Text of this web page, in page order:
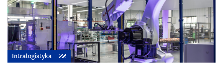
Intralogistyka